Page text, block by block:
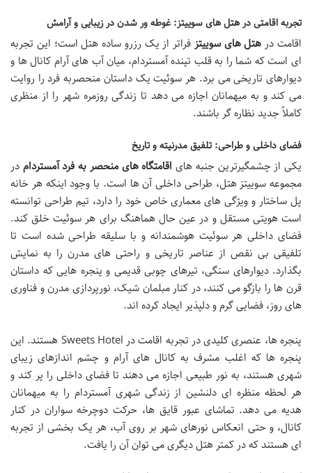
تجربه اقامتی در هتل های سوییتز: غوطه ور شدن در زیبایی و آرامش
اقامت در هتل های سوییتز فراتر از یک رزرو ساده هتل است؛ این تجربه
ای است که شما را به قلب تپنده آمستردام، میان آب های آرام کانال ها و
دیوارهای تاریخی می برد. هر سوئیت یک داستان منحصربه فرد را روایت
می کند و به میهمانان اجازه می دهد تا زندگی روزمره شهر را از منظری
کاملاً جدید نظاره گر باشند.
فضای داخلی و طراحی: تلفیق مدرنیته و تاریخ
یکی از چشمگیرترین جنبه های اقامتگاه های منحصر به فرد آمستردام در
مجموعه سوییتز هتل، طراحی داخلی آن ها است. با وجود اینکه هر خانه
پل ساختار و ویژگی های معماری خاص خود را دارد، تیم طراحی توانسته
است هویتی مستقل و در عین حال هماهنگ برای هر سوئیت خلق کند.
فضای داخلی هر سوئیت هوشمندانه و با سلیقه طراحی شده است تا
تلفیقی بی نقص از عناصر تاریخی و راحتی های مدرن را به نمایش
بگذارد. دیوارهای سنگی، تیرهای چوبی قدیمی و پنجره هایی که داستان
قرن ها را بازگو می کنند، در کنار مبلمان شیک، نورپردازی مدرن و فناوری
های روز، فضایی گرم و دلپذیر ایجاد کرده اند.
پنجره ها، عنصری کلیدی در تجربه اقامت در Sweets Hotel هستند. این
پنجره ها که اغلب مشرف به کانال های آرام و چشم اندازهای زیبای
شهری هستند، به نور طبیعی اجازه می دهند تا فضای داخلی را پر کند و
هر لحظه منظره ای دلنشین از زندگی شهری آمستردام را به میهمانان
هدیه می دهد. تماشای عبور قایق ها، حرکت دوچرخه سواران در کنار
کانال، و حتی انعکاس نورهای شهر بر روی آب، هر یک بخشی از تجربه
ای هستند که در کمتر هتل دیگری می توان آن را یافت.